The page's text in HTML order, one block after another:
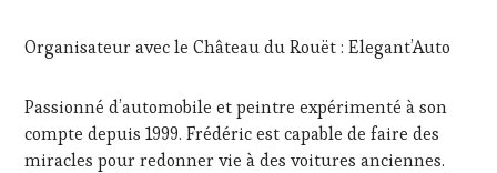
SALONS
VIGNOBLES
WINE
TASTING
Organisateur avec le Château du Rouët : Elegant’Auto
Passionné d’automobile et peintre expérimenté à son
compte depuis 1999. Frédéric est capable de faire des
miracles pour redonner vie à des voitures anciennes.